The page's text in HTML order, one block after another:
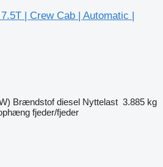
| Crew Cab | Automatic |
Brændstof diesel Nyttelast 3.885 kg
fjeder/fjeder